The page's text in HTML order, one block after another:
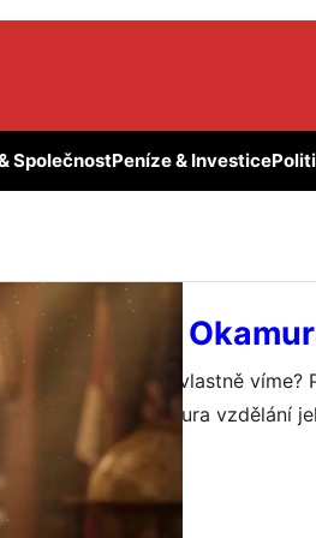
SpolečnostPeníze & Investice
Tomio
Co o něm vlastně
téma Tomio Okamura vzdělání
a celkový pohled na svět kolem
a polarizujícího českého
projevy ve sněmovně,…
května, 2026